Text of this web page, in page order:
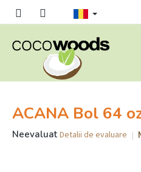
ACANA Bol 64
Evaluarea
Neevaluat Detalii de evaluare